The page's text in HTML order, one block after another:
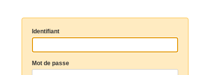
Identifiant
Mot de passe